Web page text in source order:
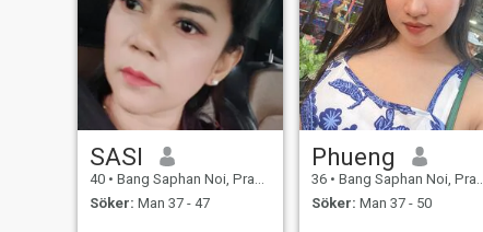
SASI
40 • Bang Saphan Noi, Prachuap Khiri Khan, Thailand
Söker: Man 37 - 47
Phueng
36 • Bang Saphan Noi, Prachuap Khiri Khan, Thailand
Söker: Man 37 - 50